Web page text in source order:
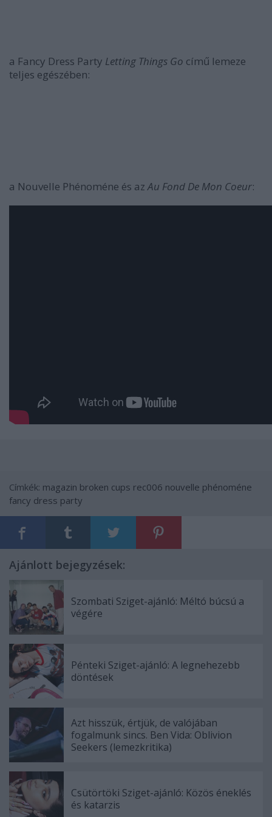
a Fancy Dress Party Letting Things Go című lemeze
teljes egészében:
a Nouvelle Phénoméne és azAu Fond De Mon Coeur:
Címkék: magazin broken cups rec006 nouvelle phénoméne
fancy dress party
Ajánlott bejegyzések:
Szombati Sziget-ajánló: Méltó búcsú a
végére
Pénteki Sziget-ajánló: A legnehezebb
döntések
Azt hisszük, értjük, de valójában
fogalmunk sincs. Ben Vida: Oblivion
Seekers (lemezkritika)
Csütörtöki Sziget-ajánló: Közös éneklés
és katarzis